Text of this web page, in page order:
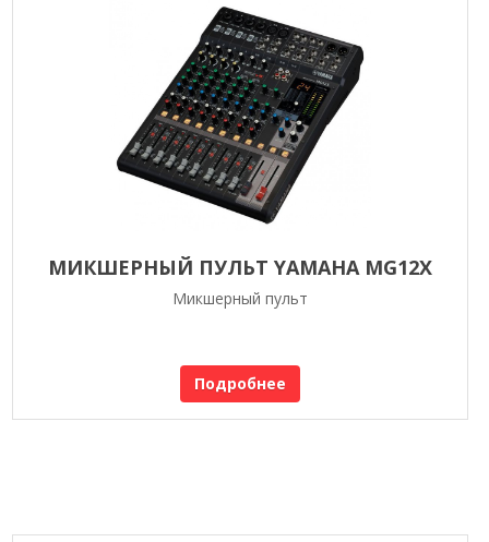
МИКШЕРНЫЙ ПУЛЬТ YAMAHA MG12X
Микшерный пульт
Подробнее